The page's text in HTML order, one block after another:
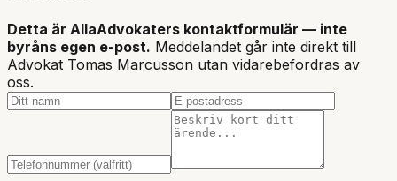
Detta är AllaAdvokaters kontaktformulär — inte
byråns egen e-post. Meddelandet går inte direkt till
Advokat Tomas Marcusson utan vidarebefordras av
oss.